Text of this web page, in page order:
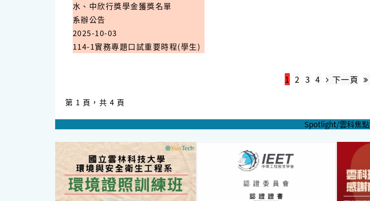
水、中欣行獎學金獲獎名單
系辦公告
2025-10-03
114-1實務專題口試重要時程(學生)
1 2 3 4 下一頁
第 1 頁，共 4 頁
Spotlight/雲科焦點